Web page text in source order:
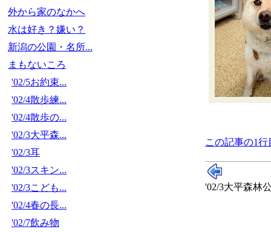
外から家のなかへ
水は好き？嫌い？
新潟の公園・名所...
まもないころ
'02/5お約束...
'02/4散歩練...
'02/4散歩の...
'02/3大平森...
'02/3耳
'02/3スキン...
'02/3こども...
'02/4春の長...
'02/7飲み物
この記事の1
'02/3大平森林